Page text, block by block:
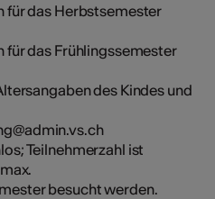
für das Herbstsemester
das Frühlingssemester
des Kindes und
Teilnehmerzahl ist
besucht werden.